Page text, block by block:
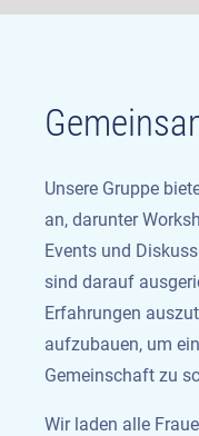
Unsere Gruppe
an, darunter
Events und
sind darauf
Erfahrungen
aufzubauen, um
Gemeinschaft zu
Wir laden alle